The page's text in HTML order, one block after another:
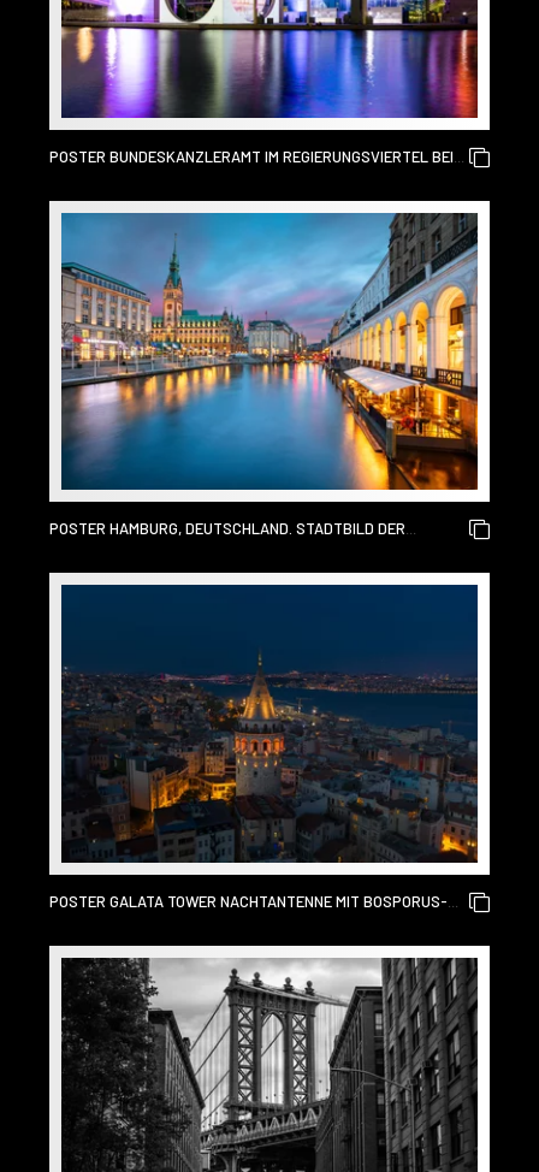
POSTER BUNDESKANZLERAMT IM REGIERUNGSVIERTEL BEI
POSTER HAMBURG, DEUTSCHLAND. STADTBILD DER
SONNENUNTERGANG.
POSTER GALATA TOWER NACHTANTENNE MIT BOSPORUS-